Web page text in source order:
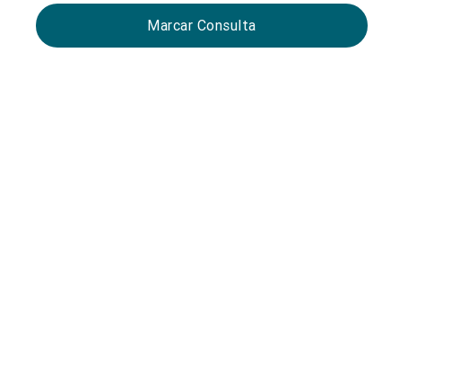
Marcar Consulta